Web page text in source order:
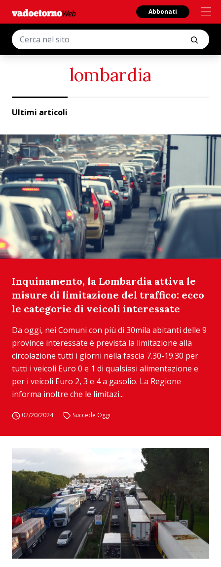
Abbonati
lombardia
Ultimi articoli
Inquinamento, la Lombardia attiva le
misure di limitazione del traffico: ecco
le categorie di veicoli interessate
Da oggi, nei Comuni con più di 30mila abitanti delle 9
province interessate è prevista la limitazione alla
circolazione tutti i giorni nella fascia 7.30-19.30 per
tutti i veicoli Euro 0 e 1 di qualsiasi alimentazione e
per i veicoli Euro 2, 3 e 4 a gasolio. La Regione
informa inoltre che le limitazi...
02/20/2024 Succede Oggi